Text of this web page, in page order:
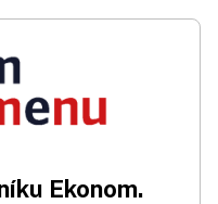
Ekonom.